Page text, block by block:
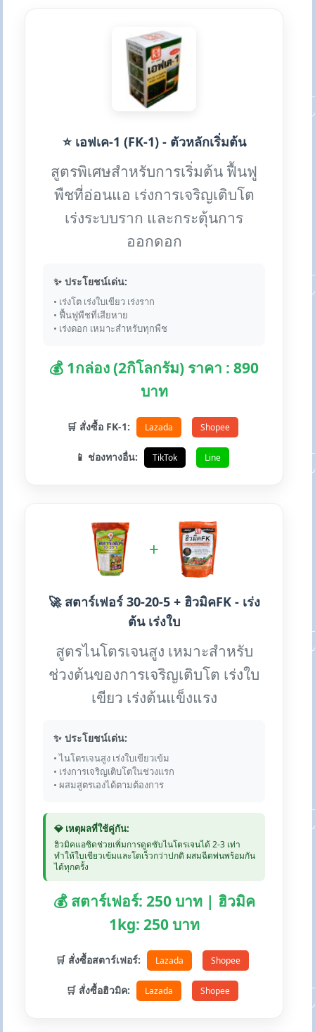
⭐ เอฟเค-1 (FK-1) - ตัวหลักเริ่มต้น
สูตรพิเศษสำหรับการเริ่มต้น ฟื้นฟู
พืชที่อ่อนแอ เร่งการเจริญเติบโต
เร่งระบบราก และกระตุ้นการ
ออกดอก
✨ ประโยชน์เด่น:
• เร่งโต เร่งใบเขียว เร่งราก
• ฟื้นฟูพืชที่เสียหาย
• เร่งดอก เหมาะสำหรับทุกพืช
💰 1กล่อง (2กิโลกรัม) ราคา : 890
บาท
🛒 สั่งซื้อ FK-1: Lazada Shopee
📱 ช่องทางอื่น: TikTok Line
+
🚀 สตาร์เฟอร์ 30-20-5 + ฮิวมิคFK - เร่ง
ต้น เร่งใบ
สูตรไนโตรเจนสูง เหมาะสำหรับ
ช่วงต้นของการเจริญเติบโต เร่งใบ
เขียว เร่งต้นแข็งแรง
✨ ประโยชน์เด่น:
• ไนโตรเจนสูง เร่งใบเขียวเข้ม
• เร่งการเจริญเติบโตในช่วงแรก
• ผสมสูตรเองได้ตามต้องการ
💎 เหตุผลที่ใช้คู่กัน:
ฮิวมิคแอซิดช่วยเพิ่มการดูดซับไนโตรเจนได้ 2-3 เท่า
ทำให้ใบเขียวเข้มและโตเร็วกว่าปกติ ผสมฉีดพ่นพร้อมกัน
ได้ทุกครั้ง
💰 สตาร์เฟอร์: 250 บาท | ฮิวมิค
1kg: 250 บาท
🛒 สั่งซื้อสตาร์เฟอร์: Lazada Shopee
🛒 สั่งซื้อฮิวมิค: Lazada Shopee